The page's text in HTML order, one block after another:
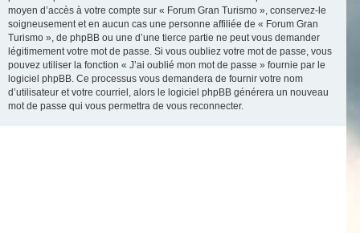
moyen d’accès à votre compte sur « Forum Gran Turismo », conservez-le
soigneusement et en aucun cas une personne affiliée de « Forum Gran
Turismo », de phpBB ou une d’une tierce partie ne peut vous demander
légitimement votre mot de passe. Si vous oubliez votre mot de passe, vous
pouvez utiliser la fonction « J’ai oublié mon mot de passe » fournie par le
logiciel phpBB. Ce processus vous demandera de fournir votre nom
d’utilisateur et votre courriel, alors le logiciel phpBB générera un nouveau
mot de passe qui vous permettra de vous reconnecter.